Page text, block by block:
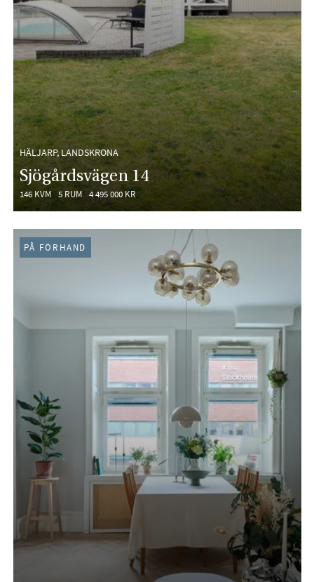
HÄLJARP, LANDSKRONA
Sjögårdsvägen 14
146 KVM 5 RUM 4 495 000 KR
PÅ FÖRHAND